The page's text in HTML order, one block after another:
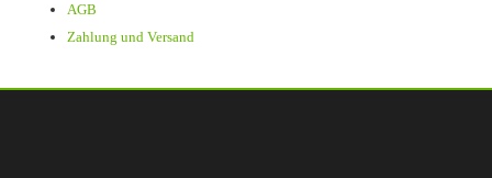
AGB
Zahlung und Versand